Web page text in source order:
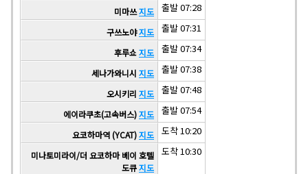
미마쓰지도 출발 07:28
구쓰노야지도 출발 07:31
후루쇼지도 출발 07:34
세나가와니시 지도 출발 07:38
오시키리 지도 출발 07:48
에이라쿠초(고속버스)지도 출발 07:54
요코하마역 (YCAT)지도 도착 10:20
미나토미라이/더 요코하마 베이 호텔
도큐지도
도착 10:30